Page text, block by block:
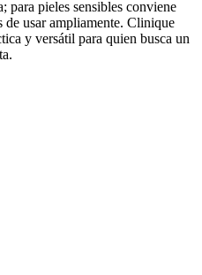
para pieles sensibles conviene
de usar ampliamente. Clinique
y versátil para quien busca un